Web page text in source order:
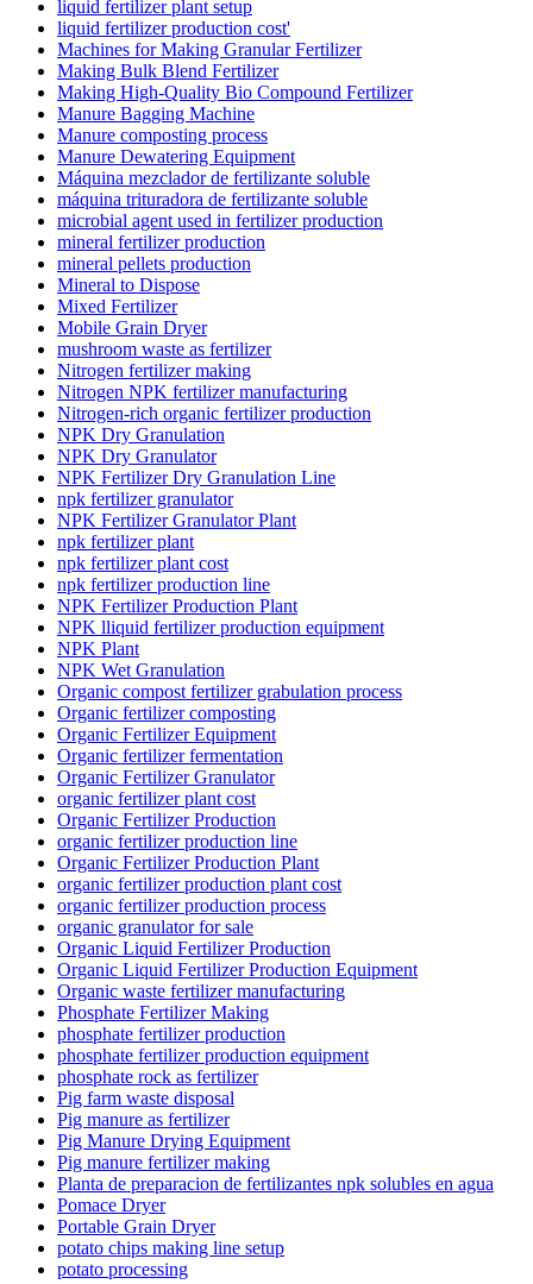
liquid fertilizer plant setup
liquid fertilizer production cost'
Machines for Making Granular Fertilizer
Making Bulk Blend Fertilizer
Making High-Quality Bio Compound Fertilizer
Manure Bagging Machine
Manure composting process
Manure Dewatering Equipment
Máquina mezclador de fertilizante soluble
máquina trituradora de fertilizante soluble
microbial agent used in fertilizer production
mineral fertilizer production
mineral pellets production
Mineral to Dispose
Mixed Fertilizer
Mobile Grain Dryer
mushroom waste as fertilizer
Nitrogen fertilizer making
Nitrogen NPK fertilizer manufacturing
Nitrogen-rich organic fertilizer production
NPK Dry Granulation
NPK Dry Granulator
NPK Fertilizer Dry Granulation Line
npk fertilizer granulator
NPK Fertilizer Granulator Plant
npk fertilizer plant
npk fertilizer plant cost
npk fertilizer production line
NPK Fertilizer Production Plant
NPK lliquid fertilizer production equipment
NPK Plant
NPK Wet Granulation
Organic compost fertilizer grabulation process
Organic fertilizer composting
Organic Fertilizer Equipment
Organic fertilizer fermentation
Organic Fertilizer Granulator
organic fertilizer plant cost
Organic Fertilizer Production
organic fertilizer production line
Organic Fertilizer Production Plant
organic fertilizer production plant cost
organic fertilizer production process
organic granulator for sale
Organic Liquid Fertilizer Production
Organic Liquid Fertilizer Production Equipment
Organic waste fertilizer manufacturing
Phosphate Fertilizer Making
phosphate fertilizer production
phosphate fertilizer production equipment
phosphate rock as fertilizer
Pig farm waste disposal
Pig manure as fertilizer
Pig Manure Drying Equipment
Pig manure fertilizer making
Planta de preparacion de fertilizantes npk solubles en agua
Pomace Dryer
Portable Grain Dryer
potato chips making line setup
potato processing